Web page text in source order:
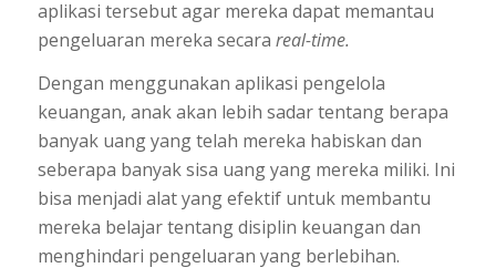
aplikasi tersebut agar mereka dapat memantau
pengeluaran mereka secara real-time.
Dengan menggunakan aplikasi pengelola
keuangan, anak akan lebih sadar tentang berapa
banyak uang yang telah mereka habiskan dan
seberapa banyak sisa uang yang mereka miliki. Ini
bisa menjadi alat yang efektif untuk membantu
mereka belajar tentang disiplin keuangan dan
menghindari pengeluaran yang berlebihan.